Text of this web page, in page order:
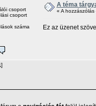
csoport
csoport
száma
A téma
« A
Ez az üzenet
]